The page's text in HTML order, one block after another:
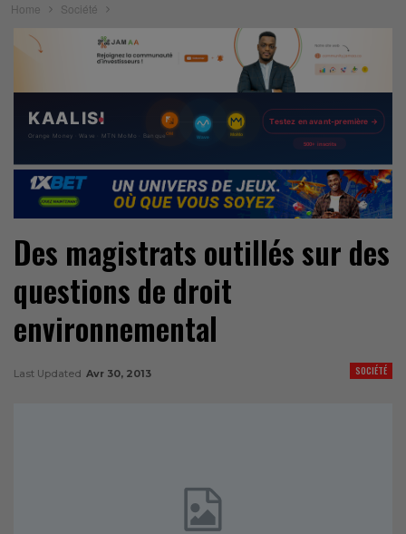
Home Société
Des magistrats outillés sur des
questions de droit
environnemental
SOCIÉTÉ
Last Updated Avr 30, 2013